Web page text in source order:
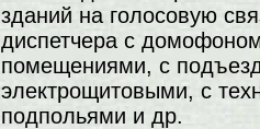
зданий на голосовую
диспетчера с
помещениями, с
электрощитовыми, с
подпольями и др.